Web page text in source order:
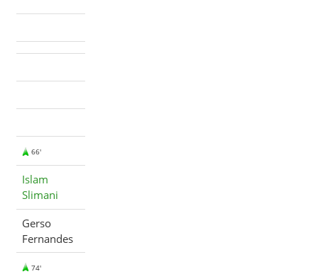
66'
Islam
Slimani
Gerso
Fernandes
74'